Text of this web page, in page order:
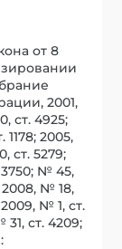
от 8
2001,
ст. 4925;
2005,
ст. 5279;
3750; № 45,
2008, № 18,
№ 1, ст.
31, ст. 4209;